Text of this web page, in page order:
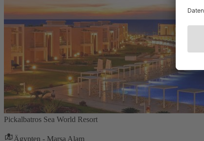
Pickalbatros Sea World Resort
Ägypten - Marsa Alam